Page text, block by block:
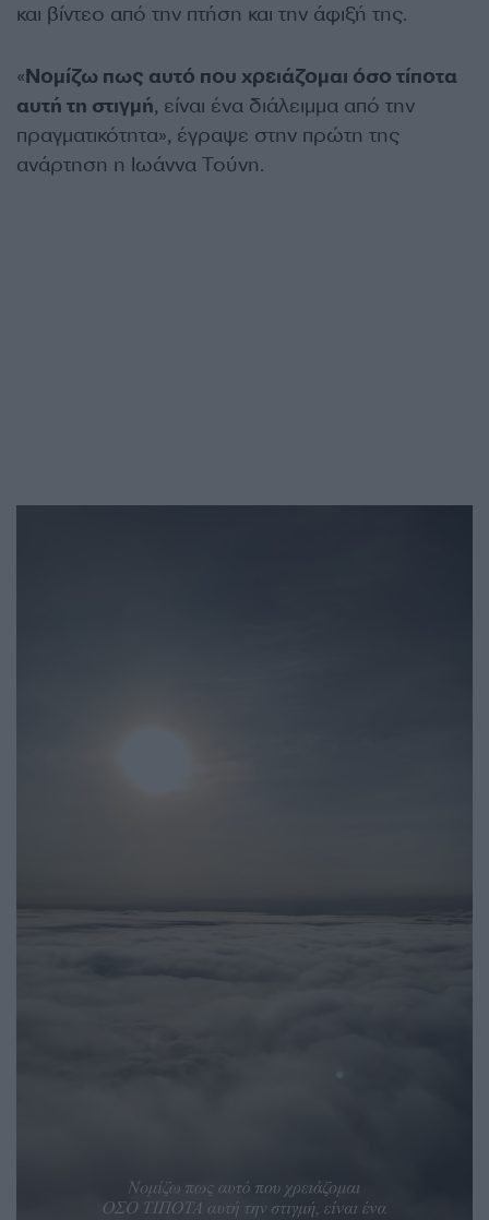
και βίντεο από την πτήση και την άφιξή της.
«Νομίζω πως αυτό που χρειάζομαι όσο τίποτα
αυτή τη στιγμή, είναι ένα διάλειμμα από την
πραγματικότητα», έγραψε στην πρώτη της
ανάρτηση η Ιωάννα Τούνη.